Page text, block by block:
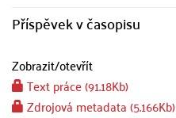
Příspěvek v časopisu
Zobrazit/otevřít
Text práce (91.18Kb)
Zdrojová metadata (5.166Kb)